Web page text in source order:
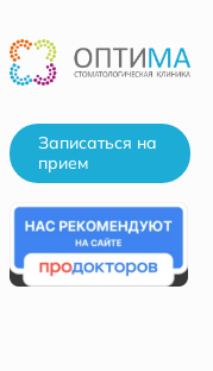
Записаться на
прием